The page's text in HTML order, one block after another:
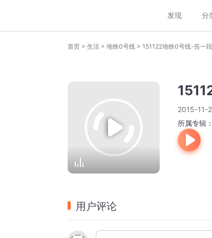
发现 分
首页 > 生活 > 地铁0号线 > 151122地铁0号线-告一
2015-11-
所属专辑：
用户评论